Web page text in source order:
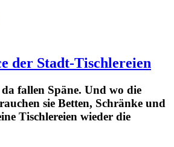
der Stadt-Tischlereien
fallen Späne. Und wo die
sie Betten, Schränke und
Tischlereien wieder die